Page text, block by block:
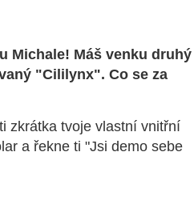
Michale! Máš venku druhý
"Cililynx". Co se za
zkrátka tvoje vlastní vnitřní
a řekne ti "Jsi demo sebe